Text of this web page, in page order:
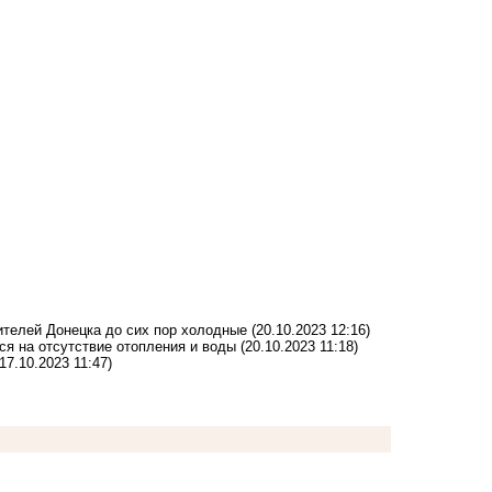
Донецка до сих пор холодные (20.10.2023 12:16)
на отсутствие отопления и воды (20.10.2023 11:18)
11:47)